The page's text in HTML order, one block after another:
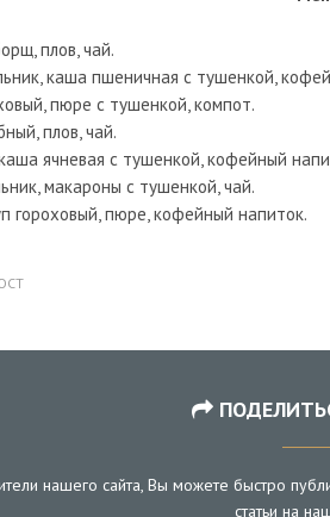
плов, чай.
каша пшеничная с тушенкой,
пюре с тушенкой, компот.
плов, чай.
ячневая с тушенкой, кофейный
макароны с тушенкой, чай.
гороховый, пюре, кофейный напиток.
нашего сайта, Вы можете быстро
статьи на